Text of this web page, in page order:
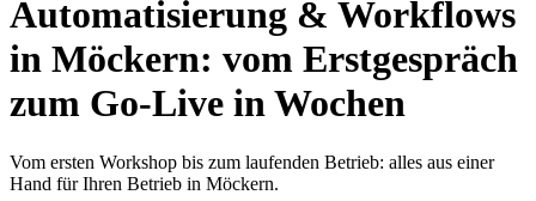
Automatisierung & Workflows
in Möckern: vom Erstgespräch
zum Go-Live in Wochen
Vom ersten Workshop bis zum laufenden Betrieb: alles aus einer
Hand für Ihren Betrieb in Möckern.